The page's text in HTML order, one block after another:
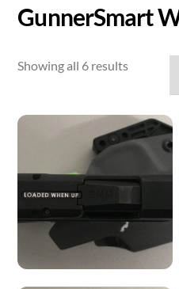
GunnerSmart
Showing all 6 results
low
to